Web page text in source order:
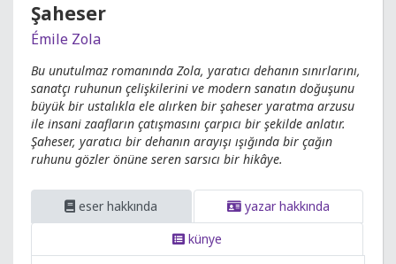
Şaheser
Émile Zola
Bu unutulmaz romanında Zola, yaratıcı dehanın sınırlarını,
sanatçı ruhunun çelişkilerini ve modern sanatın doğuşunu
büyük bir ustalıkla ele alırken bir şaheser yaratma arzusu
ile insani zaafların çatışmasını çarpıcı bir şekilde anlatır.
Şaheser, yaratıcı bir dehanın arayışı ışığında bir çağın
ruhunu gözler önüne seren sarsıcı bir hikâye.
eser hakkında
yazar hakkında
künye